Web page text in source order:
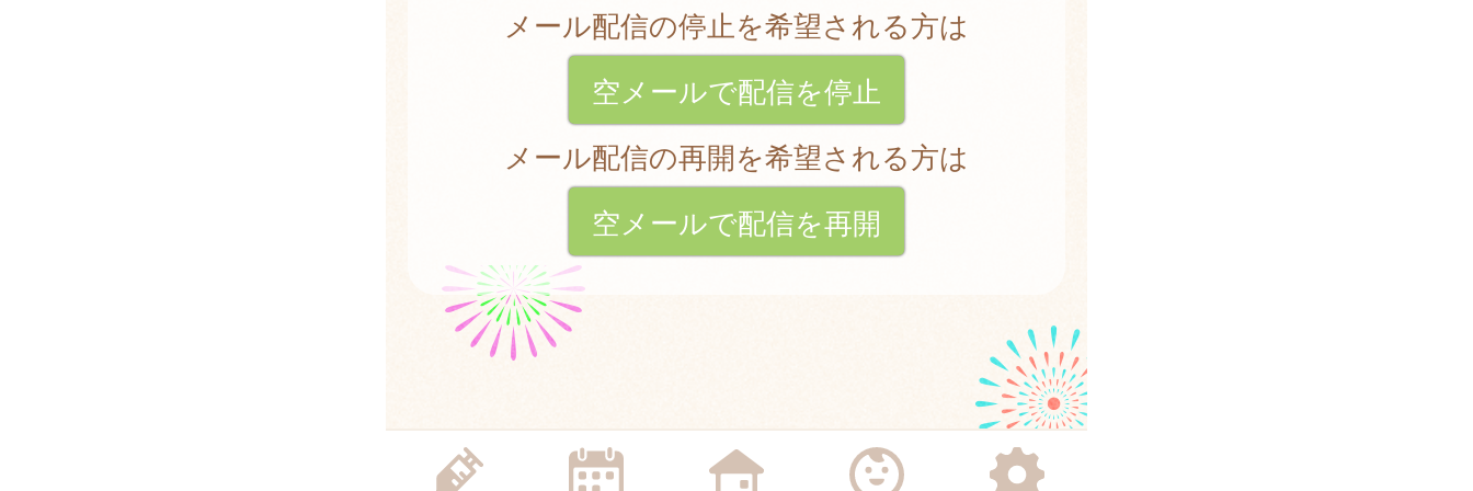
メール配信の停止を希望される方は
空メールで配信を停止
メール配信の再開を希望される方は
空メールで配信を再開